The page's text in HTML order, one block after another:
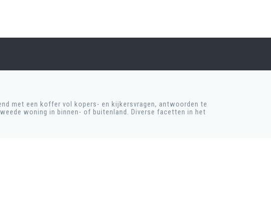
met een koffer vol kopers- en kijkersvragen, antwoorden te
woning in binnen- of buitenland. Diverse facetten in het